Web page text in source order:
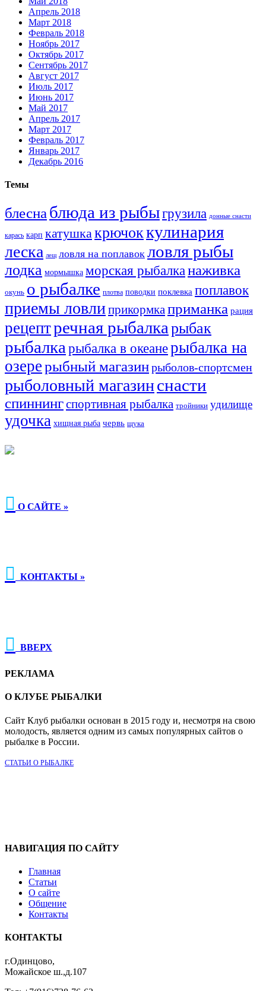
Апрель 2018
Март 2018
Февраль 2018
Ноябрь 2017
Октябрь 2017
Сентябрь 2017
Август 2017
Июль 2017
Июнь 2017
Май 2017
Апрель 2017
Март 2017
Февраль 2017
Январь 2017
Декабрь 2016
Темы
блеснаблюда из рыбыгрузила донные снасти
карась карп катушкакрючоккулинария
леска лещ ловля на поплавок ловля рыбы
лодка мормышка морская рыбалканаживка
окунь о рыбалке плотва поводки поклевка поплавок
приемы ловлиприкормкаприманка рация
рецептречная рыбалкарыбак
рыбалкарыбалка в океанерыбалка на
озерерыбный магазинрыболов-спортсмен
рыболовный магазинснасти
спиннингспортивная рыбалка тройники удилище
удочка хищная рыба червь щука
 О САЙТЕ »
 КОНТАКТЫ »
 ВВЕРХ
РЕКЛАМА
О КЛУБЕ РЫБАЛКИ
Сайт Клуб рыбалки основан в 2015 году и, несмотря на свою
молодость, является одним из самых популярных сайтов о
рыбалке в России.
СТАТЬИ О РЫБАЛКЕ
НАВИГАЦИЯ ПО САЙТУ
Главная
Статьи
О сайте
Общение
Контакты
КОНТАКТЫ
г.Одинцово,
Можайское ш.,д.107